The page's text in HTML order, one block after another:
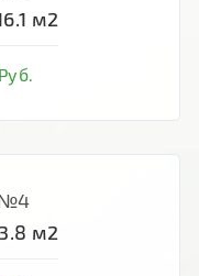
м2
Руб.
№4
м2